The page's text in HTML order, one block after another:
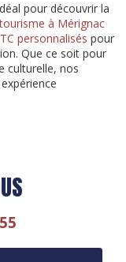
pour découvrir la
à Mérignac
personnalisés pour
Que ce soit pour
culturelle, nos